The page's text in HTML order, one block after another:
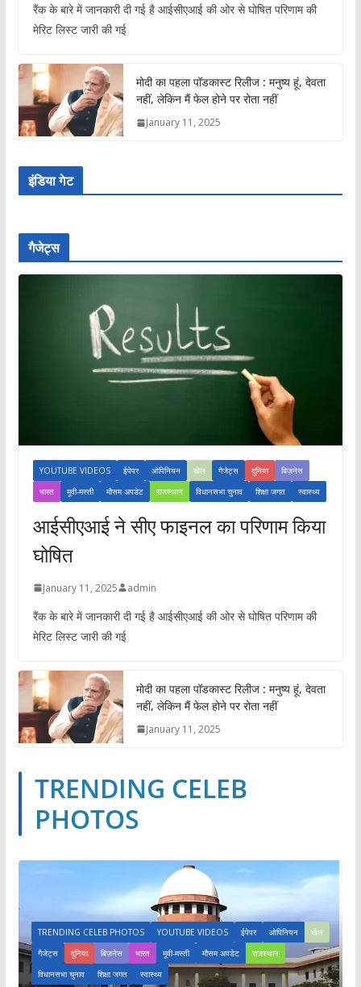
रैंक के बारे में जानकारी दी गई है आईसीएआई की ओर से घोषित परिणाम की
मेरिट लिस्ट जारी की गई
मोदी का पहला पॉडकास्ट रिलीज : मनुष्य हूं, देवता
नहीं, लेकिन मैं फेल होने पर रोता नहीं
January 11, 2025
इंडिया गेट
गैजेट्स
YOUTUBE VIDEOS ईपेपर ओपिनियन खेल गैजेट्स दुनिया
बिज़नेस
भारत
मूवी-मस्ती मौसम अपडेट राजस्थान विधानसभा चुनाव शिक्षा जगत स्वास्थ्य
आईसीएआई ने सीए फाइनल का परिणाम किया
घोषित
January 11, 2025 admin
रैंक के बारे में जानकारी दी गई है आईसीएआई की ओर से घोषित परिणाम की
मेरिट लिस्ट जारी की गई
मोदी का पहला पॉडकास्ट रिलीज : मनुष्य हूं, देवता
नहीं, लेकिन मैं फेल होने पर रोता नहीं
January 11, 2025
TRENDING CELEB
PHOTOS
TRENDING CELEB PHOTOS YOUTUBE VIDEOS ईपेपर ओपिनियन
खेल
गैजेट्स
दुनिया बिज़नेस भारत मूवी-मस्ती मौसम अपडेट
राजस्थान
विधानसभा चुनाव
शिक्षा जगत स्वास्थ्य